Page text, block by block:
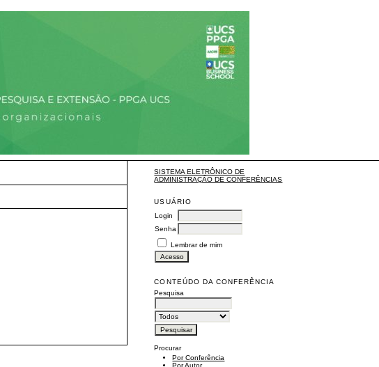
SISTEMA ELETRÔNICO DE
ADMINISTRAÇÃO DE CONFERÊNCIAS
USUÁRIO
Login
Senha
Lembrar de mim
CONTEÚDO DA CONFERÊNCIA
Pesquisa
Procurar
Por Conferência
Por Autor